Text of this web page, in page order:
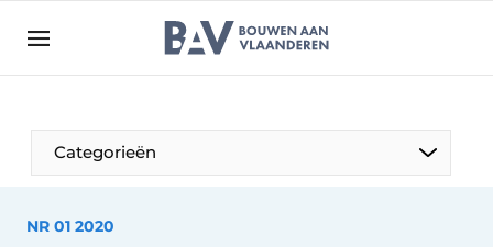
Bedrijven
Bouwen aan Vlaanderen | Platform voor de bouw
Contact
Categorieën
NR 01 2020